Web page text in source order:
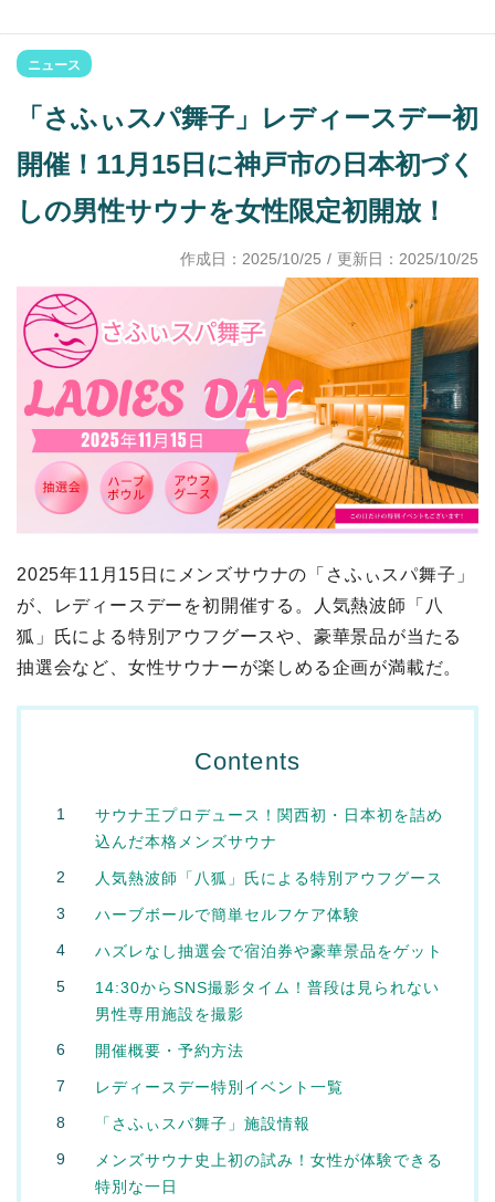
ニュース
「さふぃスパ舞子」レディースデー初
開催！11月15日に神戸市の日本初づく
しの男性サウナを女性限定初開放！
作成日： 2025/10/25 / 更新日： 2025/10/25
2025年11月15日にメンズサウナの「さふぃスパ舞子」
が、レディースデーを初開催する。人気熱波師「八
狐」氏による特別アウフグースや、豪華景品が当たる
抽選会など、女性サウナーが楽しめる企画が満載だ。
Contents
サウナ王プロデュース！関西初・日本初を詰め
込んだ本格メンズサウナ
人気熱波師「八狐」氏による特別アウフグース
ハーブボールで簡単セルフケア体験
ハズレなし抽選会で宿泊券や豪華景品をゲット
14:30からSNS撮影タイム！普段は見られない
男性専用施設を撮影
開催概要・予約方法
レディースデー特別イベント一覧
「さふぃスパ舞子」施設情報
メンズサウナ史上初の試み！女性が体験できる
特別な一日